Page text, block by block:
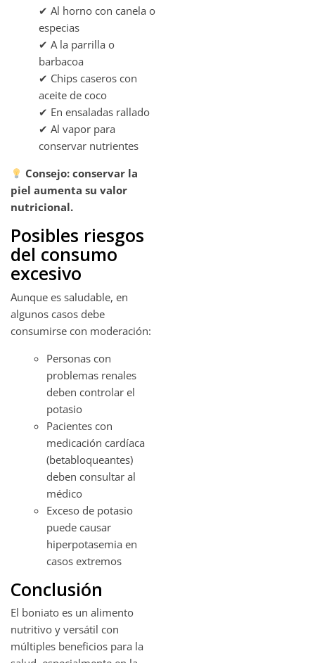
✔ Al horno con canela o
especias
✔ A la parrilla o
barbacoa
✔ Chips caseros con
aceite de coco
✔ En ensaladas rallado
✔ Al vapor para
conservar nutrientes
Consejo: conservar la
piel aumenta su valor
nutricional.
Posibles riesgos
del consumo
excesivo
Aunque es saludable, en
algunos casos debe
consumirse con moderación:
Personas con
problemas renales
deben controlar el
potasio
Pacientes con
medicación cardíaca
(betabloqueantes)
deben consultar al
médico
Exceso de potasio
puede causar
hiperpotasemia en
casos extremos
Conclusión
El boniato es un alimento
nutritivo y versátil con
múltiples beneficios para la